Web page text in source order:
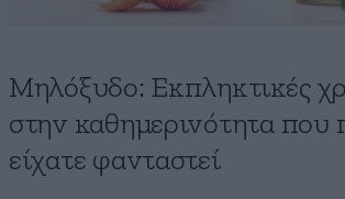
Μηλόξυδο: Εκπληκτικές
στην καθημερινότητα που
είχατε φανταστεί